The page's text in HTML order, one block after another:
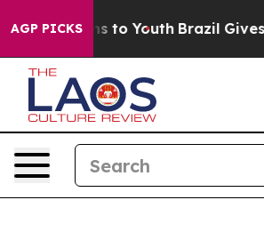
AGP PICKS
Harms to Youth Brazil Gives